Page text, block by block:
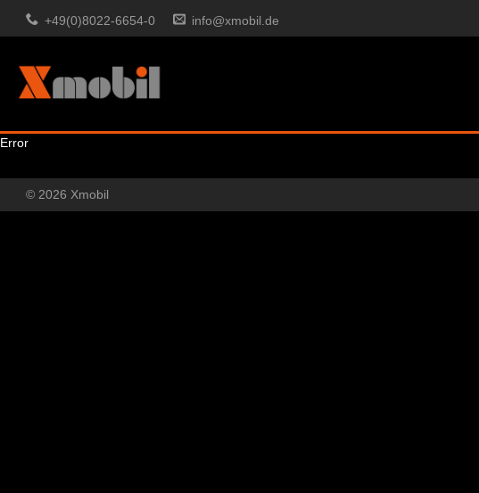
+49(0)8022-6654-0 info@xmobil.de
Error
© 2026 Xmobil